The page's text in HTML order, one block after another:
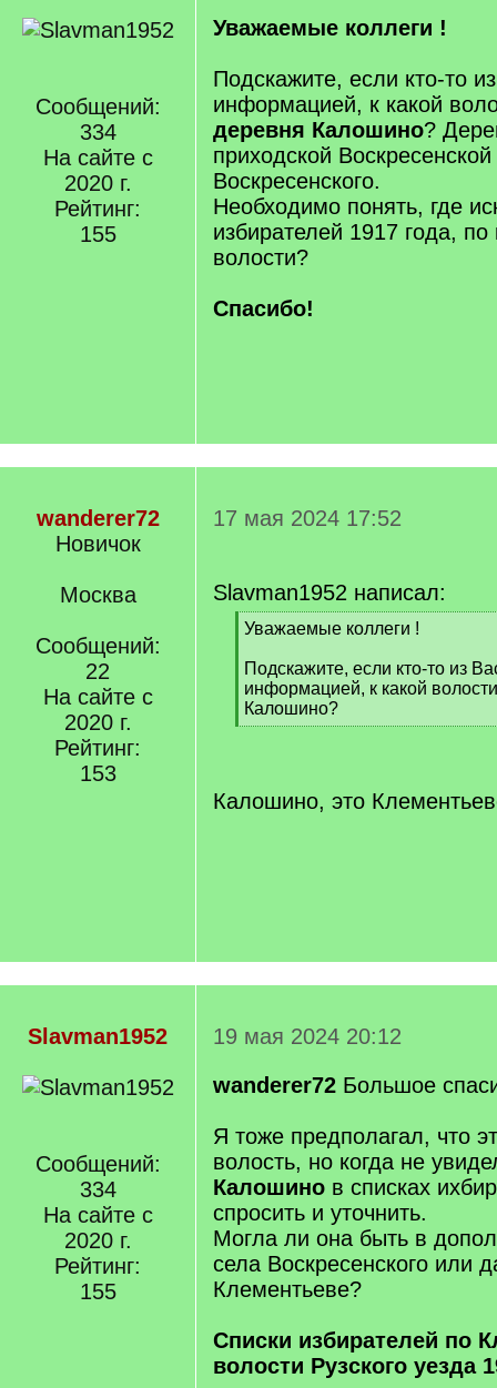
Сообщений:
334
На сайте с
2020 г.
Рейтинг:
155
Уважаемые коллеги !
Подскажите, если кто-то
информацией, к какой
деревня Калошино?
приходской
Воскресенского.
Необходимо понять, где
избирателей 1917 года,
волости?
Спасибо!
wanderer72
Новичок
Москва
Сообщений:
22
На сайте с
2020 г.
Рейтинг:
153
17 мая 2024 17:52
Slavman1952 написал:
[
]
Уважаемые коллеги !
Подскажите, если кто-то из
информацией, к какой
Калошино?
[
Калошино, это
Slavman1952
Сообщений:
334
На сайте с
2020 г.
Рейтинг:
155
19 мая 2024 20:12
wanderer72 Большое
Я тоже предполагал, что
волость, но когда не
Калошино в списках
спросить и уточнить.
Могла ли она быть в
села Воскресенского или
Клементьеве?
Списки избирателей по
волости Рузского уезда